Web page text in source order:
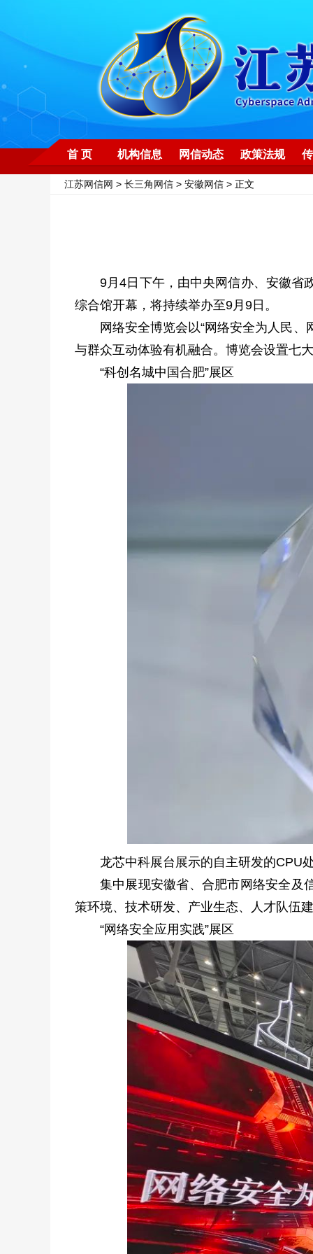
首 页 机构信息 网信动态 政策法规
江苏网信网 > 长三角网信 > 安徽网信 > 正文
9月4日下午，由中央网信办、安徽省
综合馆开幕，将持续举办至9月9日。
网络安全博览会以“网络安全为人民
与群众互动体验有机融合。博览会设置七
“科创名城中国合肥”展区
龙芯中科展台展示的自主研发的CPU
集中展现安徽省、合肥市网络安全及
策环境、技术研发、产业生态、人才队伍
“网络安全应用实践”展区